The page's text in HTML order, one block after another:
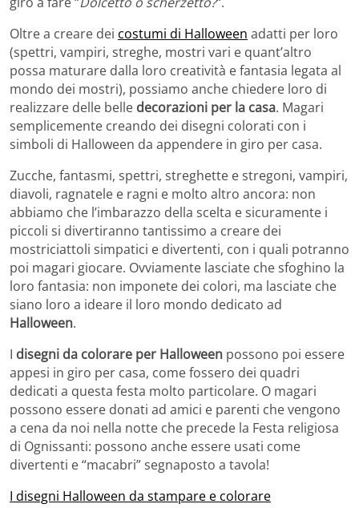
Oltre a creare dei costumi di Halloween adatti per loro
(spettri, vampiri, streghe, mostri vari e quant’altro
possa maturare dalla loro creatività e fantasia legata al
mondo dei mostri), possiamo anche chiedere loro di
realizzare delle belle decorazioni per la casa. Magari
semplicemente creando dei disegni colorati con i
simboli di Halloween da appendere in giro per casa.
Zucche, fantasmi, spettri, streghette e stregoni, vampiri,
diavoli, ragnatele e ragni e molto altro ancora: non
abbiamo che l’imbarazzo della scelta e sicuramente i
piccoli si divertiranno tantissimo a creare dei
mostriciattoli simpatici e divertenti, con i quali potranno
poi magari giocare. Ovviamente lasciate che sfoghino la
loro fantasia: non imponete dei colori, ma lasciate che
siano loro a ideare il loro mondo dedicato ad
Halloween.
I disegni da colorare per Halloween possono poi essere
appesi in giro per casa, come fossero dei quadri
dedicati a questa festa molto particolare. O magari
possono essere donati ad amici e parenti che vengono
a cena da noi nella notte che precede la Festa religiosa
di Ognissanti: possono anche essere usati come
divertenti e “macabri” segnaposto a tavola!
I disegni Halloween da stampare e colorare